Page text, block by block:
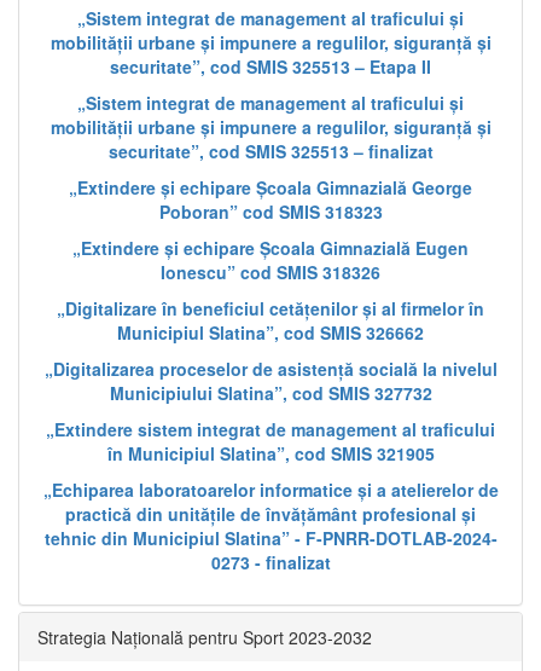
„Sistem integrat de management al traficului și
mobilității urbane și impunere a regulilor, siguranță și
securitate”, cod SMIS 325513 – Etapa II
„Sistem integrat de management al traficului și
mobilității urbane și impunere a regulilor, siguranță și
securitate”, cod SMIS 325513 – finalizat
„Extindere și echipare Școala Gimnazială George
Poboran” cod SMIS 318323
„Extindere și echipare Școala Gimnazială Eugen
Ionescu” cod SMIS 318326
„Digitalizare în beneficiul cetățenilor și al firmelor în
Municipiul Slatina”, cod SMIS 326662
„Digitalizarea proceselor de asistență socială la nivelul
Municipiului Slatina”, cod SMIS 327732
„Extindere sistem integrat de management al traficului
în Municipiul Slatina”, cod SMIS 321905
„Echiparea laboratoarelor informatice și a atelierelor de
practică din unitățile de învățământ profesional și
tehnic din Municipiul Slatina” - F-PNRR-DOTLAB-2024-
0273 - finalizat
Strategia Națională pentru Sport 2023-2032